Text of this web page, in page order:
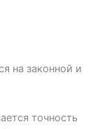
на законной и
точность